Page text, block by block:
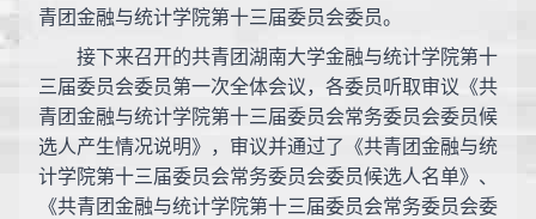
青团金融与统计学院第十三届委员会委员。
接下来召开的共青团湖南大学金融与统计学院第十
三届委员会委员第一次全体会议，各委员听取审议《共
青团金融与统计学院第十三届委员会常务委员会委员候
选人产生情况说明》，审议并通过了《共青团金融与统
计学院第十三届委员会常务委员会委员候选人名单》、
《共青团金融与统计学院第十三届委员会常务委员会委